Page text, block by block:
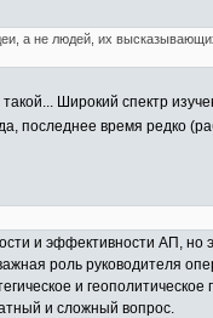
а не людей, их
Широкий спектр
последнее время редко
и эффективности АП, но
роль руководителя
и геополитическое
и сложный вопрос.